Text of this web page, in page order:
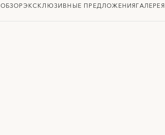
ОБЗОРЭКСКЛЮЗИВНЫЕ ПРЕДЛОЖЕНИЯГАЛЕРЕЯ